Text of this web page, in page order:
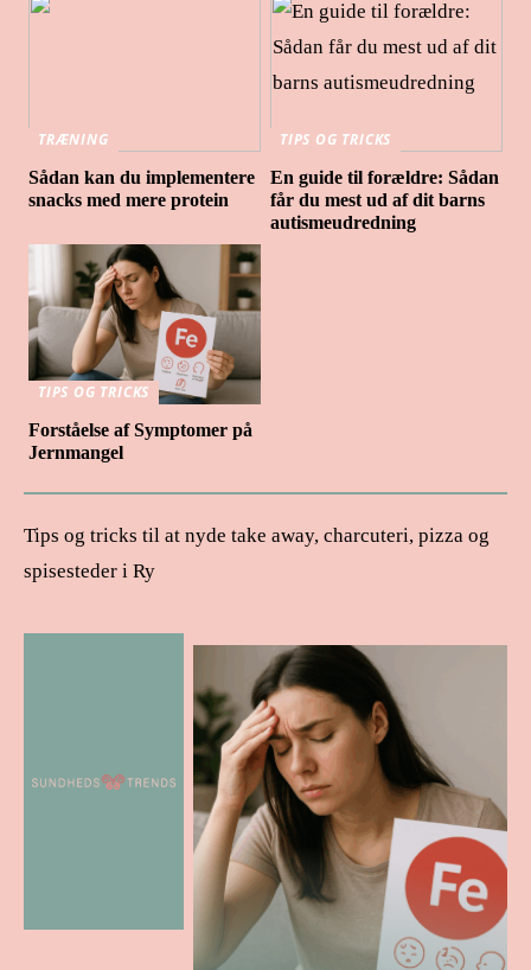
TRÆNING
Sådan kan du implementere
snacks med mere protein
TIPS OG TRICKS
En guide til forældre: Sådan
får du mest ud af dit barns
autismeudredning
TIPS OG TRICKS
Forståelse af Symptomer på
Jernmangel
Tips og tricks til at nyde take away, charcuteri, pizza og
spisesteder i Ry